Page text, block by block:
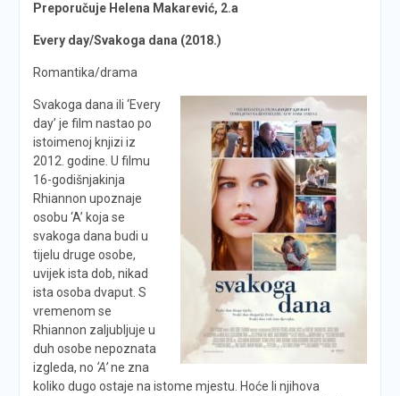
Preporučuje Helena Makarević, 2.a
Every day/Svakoga dana (2018.)
Romantika/drama
Svakoga dana ili ‘Every
day’ je film nastao po
istoimenoj knjizi iz
2012. godine. U filmu
16-godišnjakinja
Rhiannon upoznaje
osobu ‘A’ koja se
svakoga dana budi u
tijelu druge osobe,
uvijek ista dob, nikad
ista osoba dvaput. S
vremenom se
Rhiannon zaljubljuje u
duh osobe nepoznata
izgleda, no ‘A’ne zna
koliko dugo ostaje na istome mjestu. Hoće li njihova